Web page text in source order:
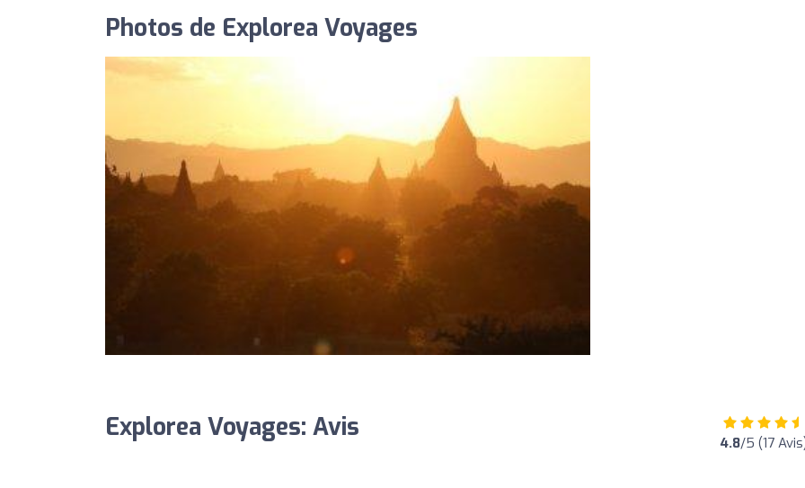
Photos de Explorea Voyages
Explorea Voyages: Avis 4.8/5 (17